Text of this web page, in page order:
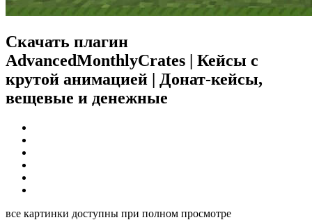
Скачать плагин
AdvancedMonthlyCrates | Кейсы с
крутой анимацией | Донат-кейсы,
вещевые и денежные
все картинки доступны при полном просмотре